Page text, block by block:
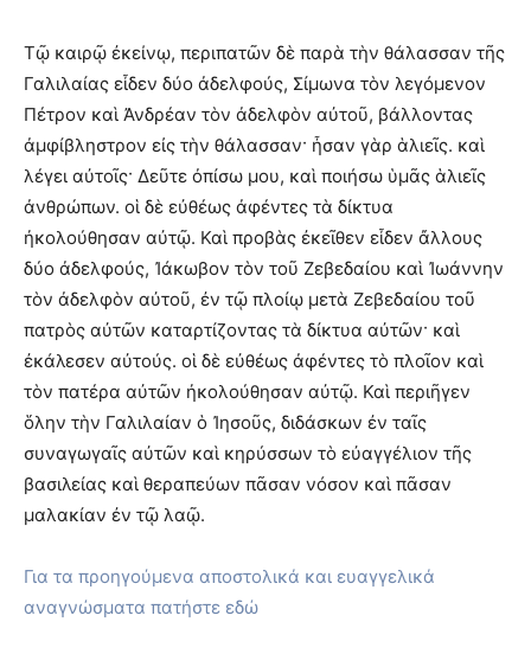
Τῷ καιρῷ ἐκείνῳ, περιπατῶν δὲ παρὰ τὴν θάλασσαν τῆς
Γαλιλαίας εἶδεν δύο ἀδελφούς, Σίμωνα τὸν λεγόμενον
Πέτρον καὶ Ἀνδρέαν τὸν ἀδελφὸν αὐτοῦ, βάλλοντας
ἀμφίβληστρον εἰς τὴν θάλασσαν· ἦσαν γὰρ ἁλιεῖς. καὶ
λέγει αὐτοῖς· Δεῦτε ὀπίσω μου, καὶ ποιήσω ὑμᾶς ἁλιεῖς
ἀνθρώπων. οἱ δὲ εὐθέως ἀφέντες τὰ δίκτυα
ἠκολούθησαν αὐτῷ. Καὶ προβὰς ἐκεῖθεν εἶδεν ἄλλους
δύο ἀδελφούς, Ἰάκωβον τὸν τοῦ Ζεβεδαίου καὶ Ἰωάννην
τὸν ἀδελφὸν αὐτοῦ, ἐν τῷ πλοίῳ μετὰ Ζεβεδαίου τοῦ
πατρὸς αὐτῶν καταρτίζοντας τὰ δίκτυα αὐτῶν· καὶ
ἐκάλεσεν αὐτούς. οἱ δὲ εὐθέως ἀφέντες τὸ πλοῖον καὶ
τὸν πατέρα αὐτῶν ἠκολούθησαν αὐτῷ. Καὶ περιῆγεν
ὅλην τὴν Γαλιλαίαν ὁ Ἰησοῦς, διδάσκων ἐν ταῖς
συναγωγαῖς αὐτῶν καὶ κηρύσσων τὸ εὐαγγέλιον τῆς
βασιλείας καὶ θεραπεύων πᾶσαν νόσον καὶ πᾶσαν
μαλακίαν ἐν τῷ λαῷ.
Για τα προηγούμενα αποστολικά και ευαγγελικά
αναγνώσματα πατήστε εδώ